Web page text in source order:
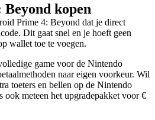
kopen
Prime 4: Beyond dat je direct
Dit gaat snel en je hoeft geen
wallet toe te voegen.
game voor de Nintendo
naar eigen voorkeur. Wil
toeters en bellen op de Nintendo
meteen het upgradepakket voor €